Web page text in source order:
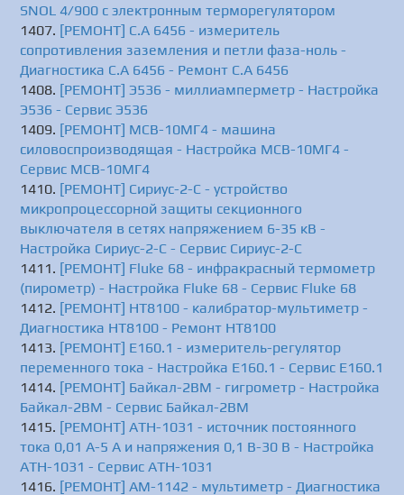
SNOL 4/900 с электронным терморегулятором
[РЕМОНТ] C.A 6456 - измеритель
сопротивления заземления и петли фаза-ноль -
Диагностика C.A 6456 - Ремонт C.A 6456
[РЕМОНТ] Э536 - миллиамперметр - Настройка
Э536 - Сервис Э536
[РЕМОНТ] МСВ-10МГ4 - машина
силовоспроизводящая - Настройка МСВ-10МГ4 -
Сервис МСВ-10МГ4
[РЕМОНТ] Сириус-2-С - устройство
микропроцессорной защиты секционного
выключателя в сетях напряжением 6-35 кВ -
Настройка Сириус-2-С - Сервис Сириус-2-С
[РЕМОНТ] Fluke 68 - инфракрасный термометр
(пирометр) - Настройка Fluke 68 - Сервис Fluke 68
[РЕМОНТ] HT8100 - калибратор-мультиметр -
Диагностика HT8100 - Ремонт HT8100
[РЕМОНТ] Е160.1 - измеритель-регулятор
переменного тока - Настройка Е160.1 - Сервис Е160.1
[РЕМОНТ] Байкал-2ВМ - гигрометр - Настройка
Байкал-2ВМ - Сервис Байкал-2ВМ
[РЕМОНТ] АТН-1031 - источник постоянного
тока 0,01 А-5 А и напряжения 0,1 В-30 В - Настройка
АТН-1031 - Сервис АТН-1031
[РЕМОНТ] АМ-1142 - мультиметр - Диагностика